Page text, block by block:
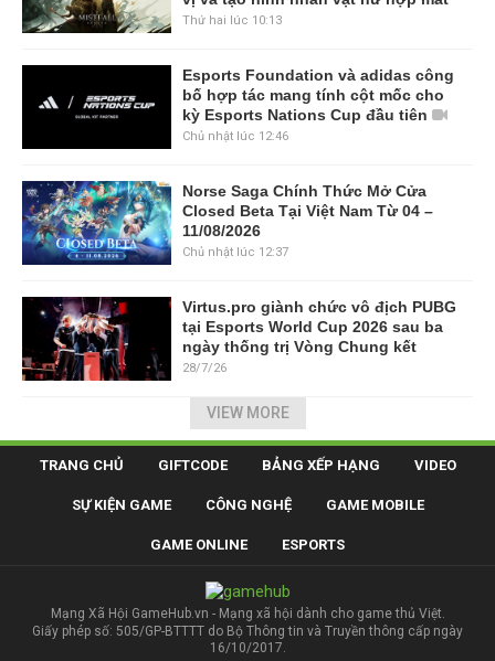
Thứ hai lúc 10:13
Esports Foundation và adidas công
bố hợp tác mang tính cột mốc cho
kỳ Esports Nations Cup đầu tiên
Chủ nhật lúc 12:46
Norse Saga Chính Thức Mở Cửa
Closed Beta Tại Việt Nam Từ 04 –
11/08/2026
Chủ nhật lúc 12:37
Virtus.pro giành chức vô địch PUBG
tại Esports World Cup 2026 sau ba
ngày thống trị Vòng Chung kết
28/7/26
VIEW MORE
TRANG CHỦ GIFTCODE BẢNG XẾP HẠNG VIDEO
SỰ KIỆN GAME CÔNG NGHỆ GAME MOBILE
GAME ONLINE ESPORTS
Mạng Xã Hội GameHub.vn - Mạng xã hội dành cho game thủ Việt.
Giấy phép số: 505/GP-BTTTT do Bộ Thông tin và Truyền thông cấp ngày
16/10/2017.